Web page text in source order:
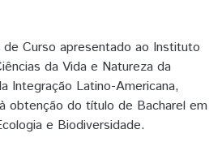
de Curso apresentado ao Instituto
da Vida e Natureza da
Integração Latino-Americana,
obtenção do título de Bacharel em
e Biodiversidade.